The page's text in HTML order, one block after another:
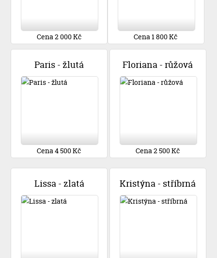
Cena 2 000 Kč Cena 1 800 Kč
Paris - žlutá
Cena 4 500 Kč
Floriana - růžová
Cena 2 500 Kč
Lissa - zlatá Kristýna - stříbrná